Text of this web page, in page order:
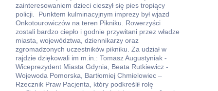
zainteresowaniem dzieci cieszył się pies tropiący
policji. Punktem kulminacyjnym imprezy był wjazd
Onkotourowiczów na teren Pikniku. Rowerzyści
zostali bardzo ciepło i godnie przywitani przez władze
miasta, województwa, dziennikarzy oraz
zgromadzonych uczestników pikniku. Za udział w
rajdzie dziękowali im m.in.: Tomasz Augustyniak -
Wiceprezydent Miasta Gdynia, Beata Rutkiewicz -
Wojewoda Pomorska, Bartłomiej Chmielowiec –
Rzecznik Praw Pacjenta, który podkreślił rolę